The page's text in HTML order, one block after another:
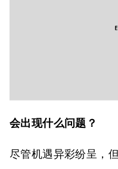
会出现什么问题？
尽管机遇异彩纷呈，